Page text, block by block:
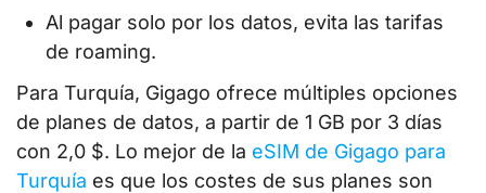
Al pagar solo por los datos, evita las tarifas
de roaming.
Para Turquía, Gigago ofrece múltiples opciones
de planes de datos, a partir de 1 GB por 3 días
con 2,0 $. Lo mejor de la eSIM de Gigago para
Turquía es que los costes de sus planes son